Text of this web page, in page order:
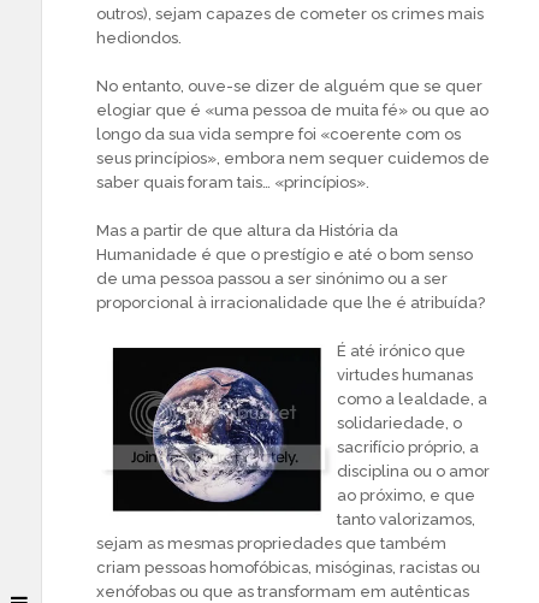
outros), sejam capazes de cometer os crimes mais
hediondos.
No entanto, ouve-se dizer de alguém que se quer
elogiar que é «uma pessoa de muita fé» ou que ao
longo da sua vida sempre foi «coerente com os
seus princípios», embora nem sequer cuidemos de
saber quais foram tais… «princípios».
Mas a partir de que altura da História da
Humanidade é que o prestígio e até o bom senso
de uma pessoa passou a ser sinónimo ou a ser
proporcional à irracionalidade que lhe é atribuída?
É até irónico que
virtudes humanas
como a lealdade, a
solidariedade, o
sacrifício próprio, a
disciplina ou o amor
ao próximo, e que
tanto valorizamos,
sejam as mesmas propriedades que também
criam pessoas homofóbicas, misóginas, racistas ou
xenófobas ou que as transformam em autênticas